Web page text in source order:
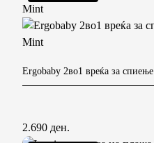
Ergobaby 2во1 вреќа за
2.690 ден.